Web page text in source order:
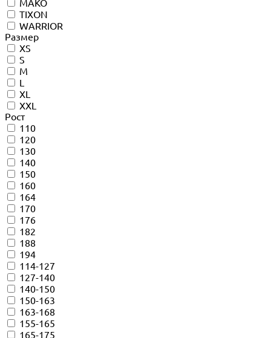
MAKO
TIXON
WARRIOR
Размер
XS
S
M
L
XL
XXL
Рост
110
120
130
140
150
160
164
170
176
182
188
194
114-127
127-140
140-150
150-163
163-168
155-165
165-175